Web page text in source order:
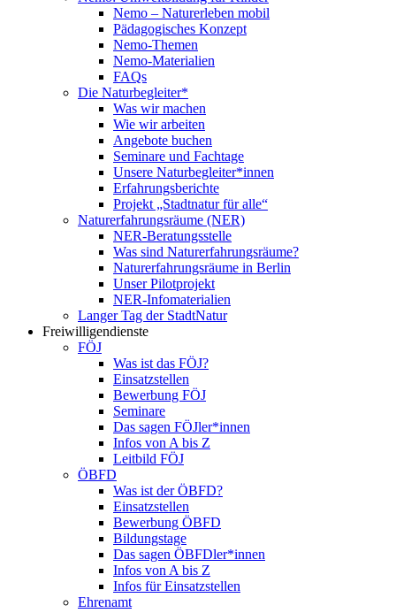
Nemo – Naturerleben mobil
Pädagogisches Konzept
Nemo-Themen
Nemo-Materialien
FAQs
Die Naturbegleiter*
Was wir machen
Wie wir arbeiten
Angebote buchen
Seminare und Fachtage
Unsere Naturbegleiter*innen
Erfahrungsberichte
Projekt „Stadtnatur für alle“
Naturerfahrungsräume (NER)
NER-Beratungsstelle
Was sind Naturerfahrungsräume?
Naturerfahrungsräume in Berlin
Unser Pilotprojekt
NER-Infomaterialien
Langer Tag der StadtNatur
Freiwilligendienste
FÖJ
Was ist das FÖJ?
Einsatzstellen
Bewerbung FÖJ
Seminare
Das sagen FÖJler*innen
Infos von A bis Z
Leitbild FÖJ
ÖBFD
Was ist der ÖBFD?
Einsatzstellen
Bewerbung ÖBFD
Bildungstage
Das sagen ÖBFDler*innen
Infos von A bis Z
Infos für Einsatzstellen
Ehrenamt